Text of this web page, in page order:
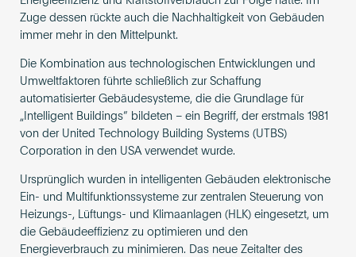
Zuge dessen rückte auch die Nachhaltigkeit von Gebäuden
immer mehr in den Mittelpunkt.
Die Kombination aus technologischen Entwicklungen und
Umweltfaktoren führte schließlich zur Schaffung
automatisierter Gebäudesysteme, die die Grundlage für
„Intelligent Buildings“ bildeten – ein Begriff, der erstmals 1981
von der United Technology Building Systems (UTBS)
Corporation in den USA verwendet wurde.
Ursprünglich wurden in intelligenten Gebäuden elektronische
Ein- und Multifunktionssysteme zur zentralen Steuerung von
Heizungs-, Lüftungs- und Klimaanlagen (HLK) eingesetzt, um
die Gebäudeeffizienz zu optimieren und den
Energieverbrauch zu minimieren. Das neue Zeitalter des